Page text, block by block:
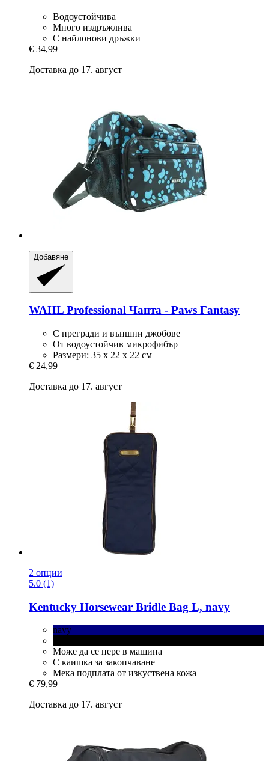
Водоустойчива
Много издръжлива
С найлонови дръжки
€ 34,99
Доставка до 17. август
Добавяне
WAHL Professional Чанта -​ Paws Fantasy
С прегради и външни джобове
От водоустойчив микрофибър
Размери: 35 х 22 х 22 см
€ 24,99
Доставка до 17. август
2 опции
5.0 (1)
Kentucky Horsewear Bridle Bag L, navy
navy
Може да се пере в машина
С каишка за закопчаване
Мека подплата от изкуствена кожа
€ 79,99
Доставка до 17. август